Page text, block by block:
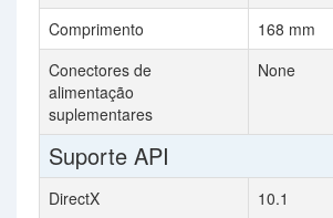
Comprimento
168 mm
Conectores de
alimentação
suplementares
None
Suporte API
DirectX 10.1